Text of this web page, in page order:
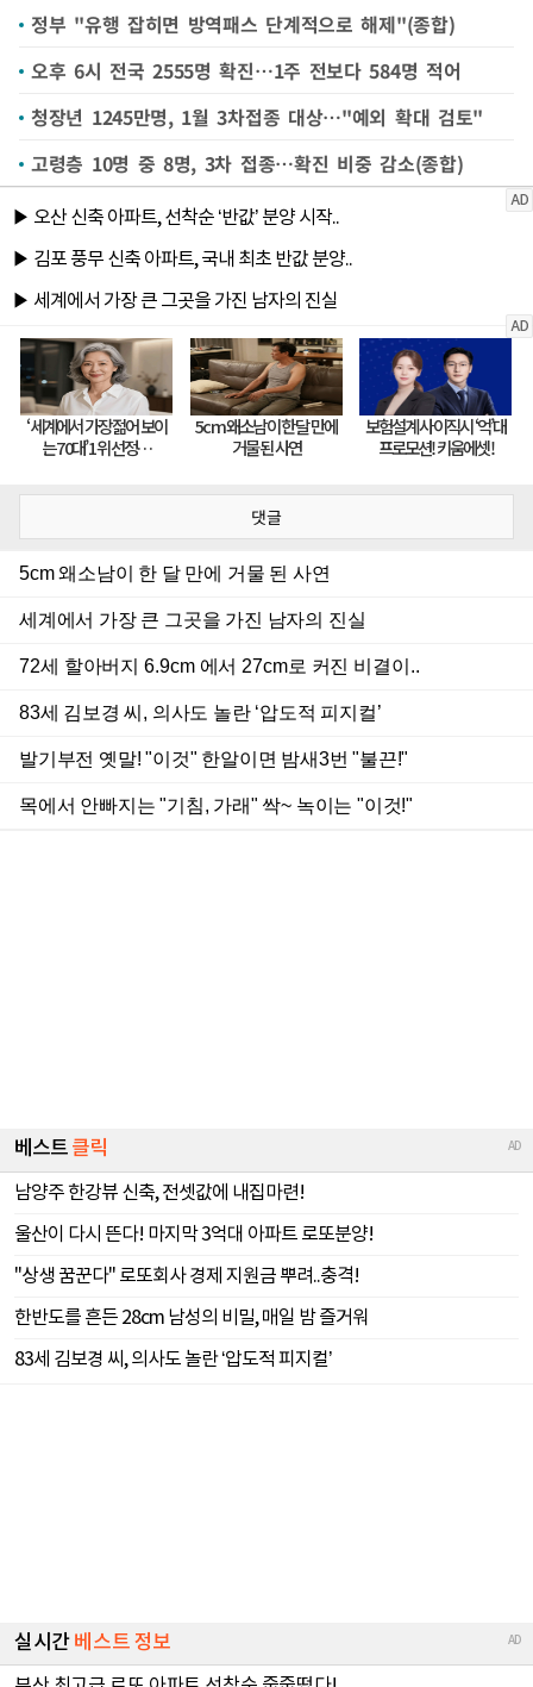
정부 "유행 잡히면 방역패스 단계적으로 해제"(종합)
오후 6시 전국 2555명 확진…1주 전보다 584명 적어
청장년 1245만명, 1월 3차접종 대상…"예외 확대 검토"
고령층 10명 중 8명, 3차 접종…확진 비중 감소(종합)
댓글